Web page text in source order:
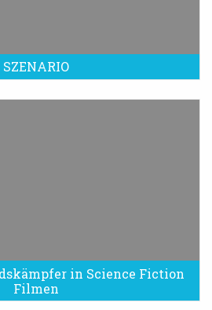
SZENARIO
in Science Fiction
Filmen